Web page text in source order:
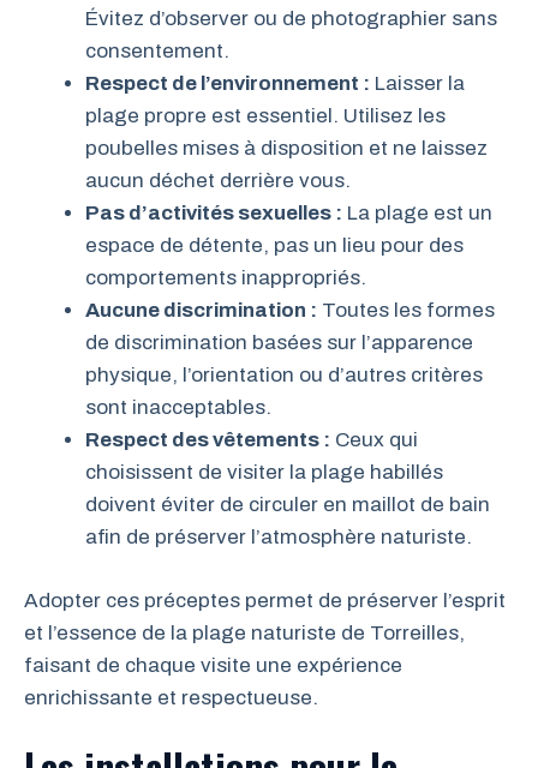
Évitez d’observer ou de photographier sans
consentement.
Respect de l’environnement : Laisser la
plage propre est essentiel. Utilisez les
poubelles mises à disposition et ne laissez
aucun déchet derrière vous.
Pas d’activités sexuelles : La plage est un
espace de détente, pas un lieu pour des
comportements inappropriés.
Aucune discrimination : Toutes les formes
de discrimination basées sur l’apparence
physique, l’orientation ou d’autres critères
sont inacceptables.
Respect des vêtements : Ceux qui
choisissent de visiter la plage habillés
doivent éviter de circuler en maillot de bain
afin de préserver l’atmosphère naturiste.
Adopter ces préceptes permet de préserver l’esprit
et l’essence de la plage naturiste de Torreilles,
faisant de chaque visite une expérience
enrichissante et respectueuse.